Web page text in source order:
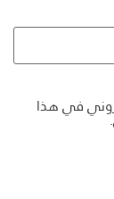
في هذا